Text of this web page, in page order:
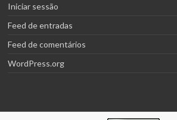
Iniciar sessão
Feed de entradas
Feed de comentários
WordPress.org